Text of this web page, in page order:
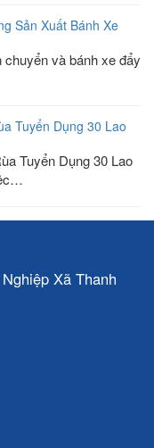
Sản Xuất Bánh Xe
và bánh xe đẩy
Tuyển Dụng 30 Lao
Tuyển Dụng 30 Lao
Xã Thanh